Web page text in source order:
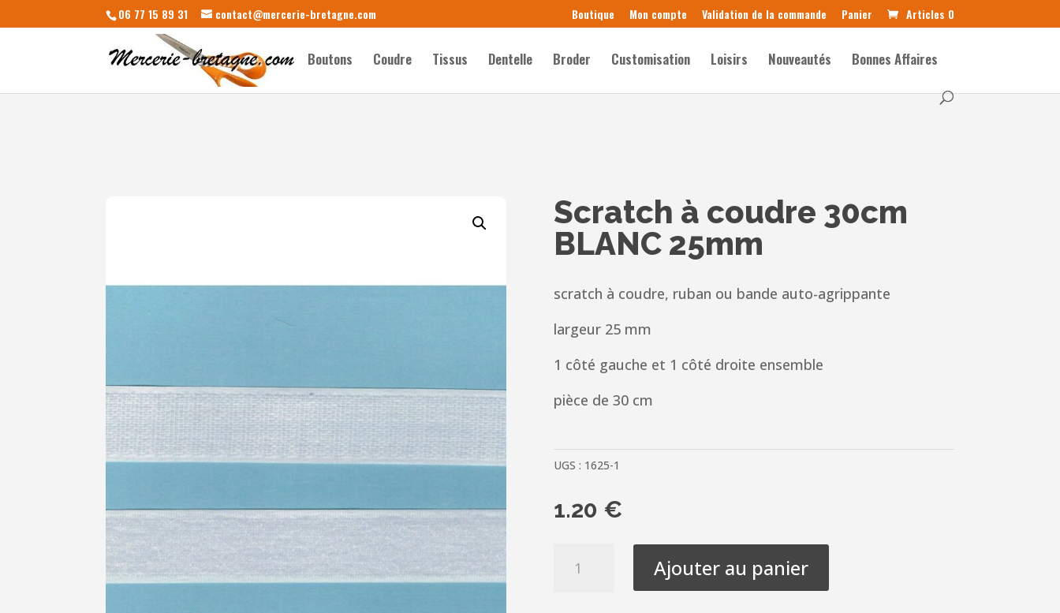
06 77 15 89 31 contact@mercerie-bretagne.com Boutique Mon compte Validation de la commande Panier Articles 0
Boutons Coudre Tissus Dentelle Broder Customisation Loisirs Nouveautés Bonnes Affaires
Scratch à coudre 30cm
BLANC 25mm
scratch à coudre, ruban ou bande auto-agrippante
largeur 25 mm
1 côté gauche et 1 côté droite ensemble
pièce de 30 cm
UGS : 1625-1
1.20 €
Ajouter au panier